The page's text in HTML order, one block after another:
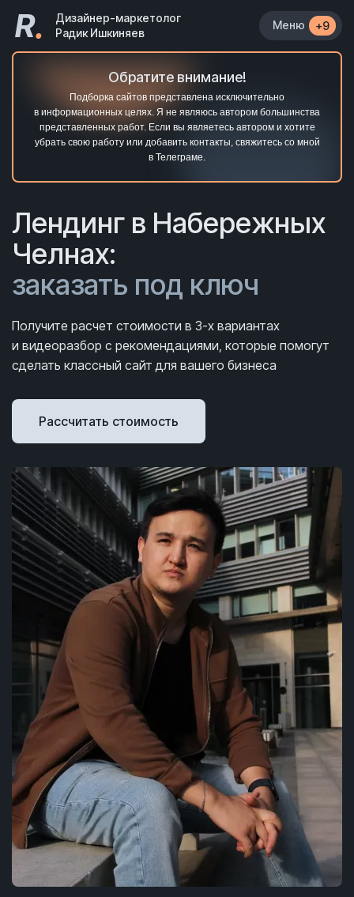
R.
Дизайнер-маркетолог
Радик Ишкиняев
Меню +9
Обратите внимание!
Подборка сайтов представлена исключительно
в информационных целях. Я не являюсь автором большинства
представленных работ. Если вы являетесь автором и хотите
убрать свою работу или добавить контакты, свяжитесь со мной
в Телеграме.
Лендинг в Набережных
Челнах:
заказать под ключ
Получите расчет стоимости в 3-х вариантах
и видеоразбор с рекомендациями, которые помогут
сделать классный сайт для вашего бизнеса
Рассчитать стоимость